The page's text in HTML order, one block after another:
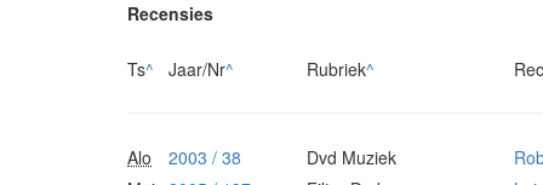
Recensies
Ts^ Jaar/Nr^ Rubriek^
Alo 2003 / 38 Dvd Muziek